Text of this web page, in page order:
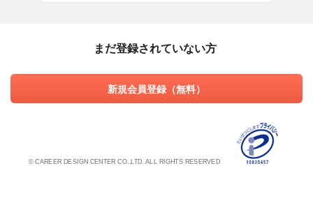
まだ登録されていない方
新規会員登録（無料）
© CAREER DESIGN CENTER CO.,LTD. ALL RIGHTS RESERVED